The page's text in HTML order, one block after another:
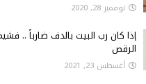
نوفمبر 28, 2020
إذا كان رب البيت بالدف ضارباً ..
الرقص
أغسطس 23, 2021